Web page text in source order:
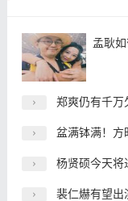
孟耿
郑爽仍有千万
盆满钵满！方
杨贤硕今天将
裴仁爀有望出